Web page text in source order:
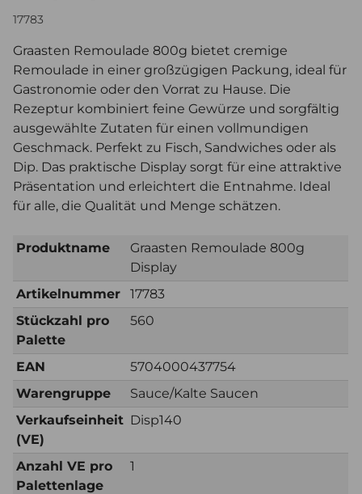
17783
Graasten Remoulade 800g bietet cremige
Remoulade in einer großzügigen Packung, ideal für
Gastronomie oder den Vorrat zu Hause. Die
Rezeptur kombiniert feine Gewürze und sorgfältig
ausgewählte Zutaten für einen vollmundigen
Geschmack. Perfekt zu Fisch, Sandwiches oder als
Dip. Das praktische Display sorgt für eine attraktive
Präsentation und erleichtert die Entnahme. Ideal
für alle, die Qualität und Menge schätzen.
Produktname
Graasten Remoulade 800g
Display
Artikelnummer
17783
Stückzahl pro
Palette
560
EAN
5704000437754
Warengruppe
Sauce/Kalte Saucen
Verkaufseinheit
(VE)
Disp140
Anzahl VE pro
Palettenlage
1